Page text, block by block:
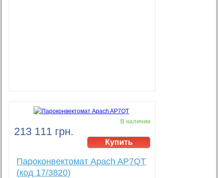
213 111 грн.
В наличии
Пароконвектомат Apach AP7QT
(код 17/3820)